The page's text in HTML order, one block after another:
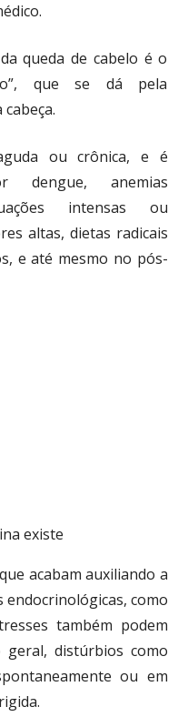
queda de cabelo é o
que se dá pela
ou crônica, e é
dengue, anemias
intensas ou
altas, dietas radicais
e até mesmo no pós-
existe
acabam auxiliando a
endocrinológicas, como
também podem
distúrbios como
ou em